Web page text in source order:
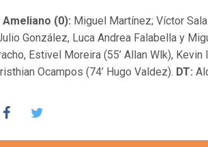
(0): Miguel Martínez; Víctor
González, Luca Andrea Falabella y
Estivel Moreira (55’ Allan Wlk),
Ocampos (74’ Hugo Valdez). DT: